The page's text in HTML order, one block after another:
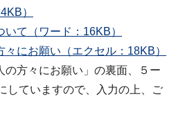
）
て（ワード：16KB）
にお願い（エクセル：18KB）
方々にお願い」の裏面、５ー
していますので、入力の上、ご